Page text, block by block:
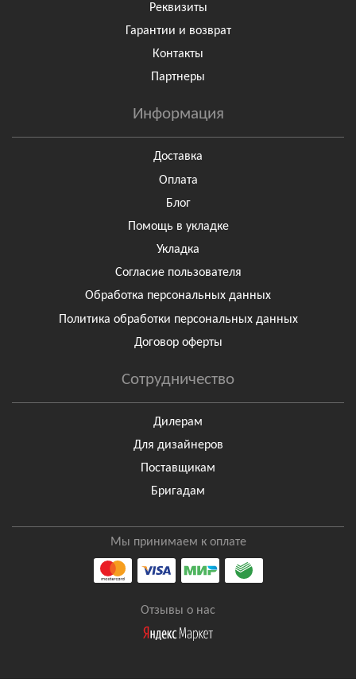
Реквизиты
Гарантии и возврат
Контакты
Партнеры
Информация
Доставка
Оплата
Блог
Помощь в укладке
Укладка
Согласие пользователя
Обработка персональных данных
Политика обработки персональных данных
Договор оферты
Сотрудничество
Дилерам
Для дизайнеров
Поставщикам
Бригадам
Мы принимаем к оплате
Отзывы о нас